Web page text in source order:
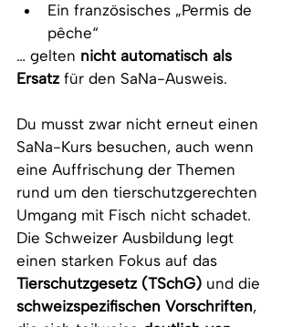
Ein französisches „Permis de
pêche“
… gelten nicht automatisch als
Ersatz für den SaNa-Ausweis.
Du musst zwar nicht erneut einen
SaNa-Kurs besuchen, auch wenn
eine Auffrischung der Themen
rund um den tierschutzgerechten
Umgang mit Fisch nicht schadet.
Die Schweizer Ausbildung legt
einen starken Fokus auf das
Tierschutzgesetz (TSchG) und die
schweizspezifischen Vorschriften,